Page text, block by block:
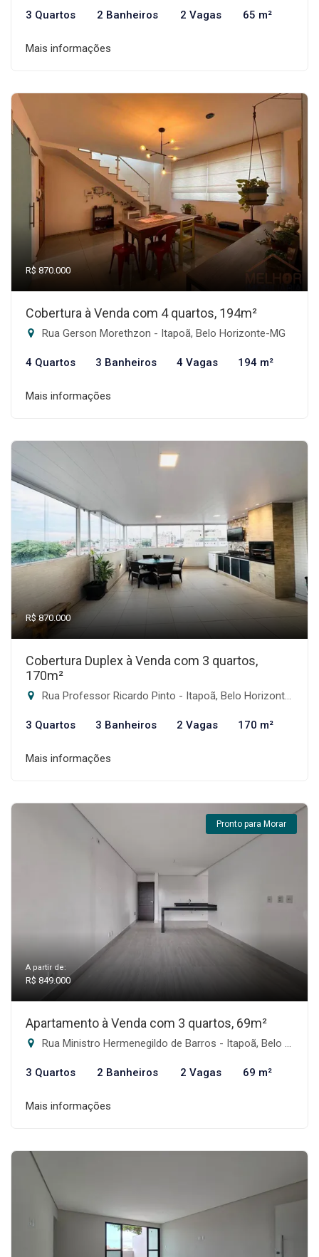
3 Quartos 2 Banheiros 2 Vagas 65 m²
Mais informações
R$ 870.000
Cobertura à Venda com 4 quartos, 194m²
Rua Gerson Morethzon - Itapoã, Belo Horizonte-MG
4 Quartos 3 Banheiros 4 Vagas 194 m²
Mais informações
R$ 870.000
Cobertura Duplex à Venda com 3 quartos,
170m²
Rua Professor Ricardo Pinto - Itapoã, Belo Horizonte-MG
3 Quartos 3 Banheiros 2 Vagas 170 m²
Mais informações
Pronto para Morar
A partir de:
R$ 849.000
Apartamento à Venda com 3 quartos, 69m²
Rua Ministro Hermenegildo de Barros - Itapoã, Belo Horizonte-MG
3 Quartos 2 Banheiros 2 Vagas 69 m²
Mais informações